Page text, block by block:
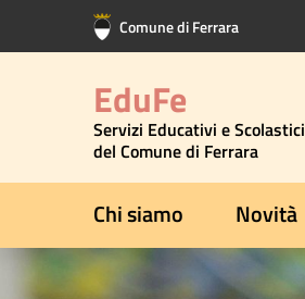
Vai al contenuto principale
Vai al footer Comune di Ferrara
EduFe
Servizi Educativi e Scolastici
del Comune di Ferrara
Chi siamo Novità